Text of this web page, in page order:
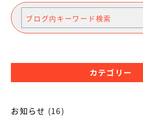
カテゴリー
お知らせ (16)